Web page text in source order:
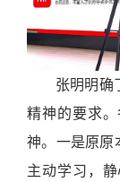
张明明确
精神的要求
神。一是原原
主动学习，